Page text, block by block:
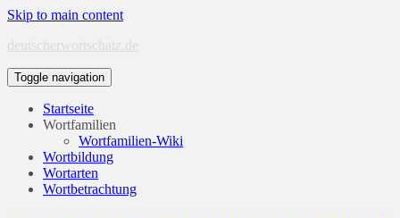
Skip to main content
deutscherwortschatz.de
Toggle navigation
Startseite
Wortfamilien
Wortfamilien-Wiki
Wortbildung
Wortarten
Wortbetrachtung